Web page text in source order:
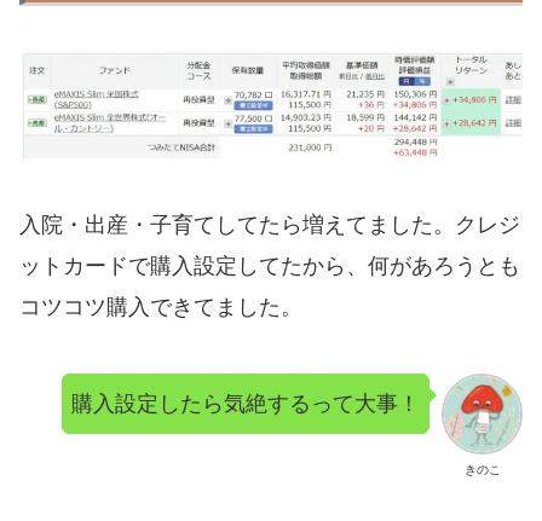
入院・出産・子育てしてたら増えてました。クレジ
ットカードで購入設定してたから、何があろうとも
コツコツ購入できてました。
きのこ
購入設定したら気絶するって大事！